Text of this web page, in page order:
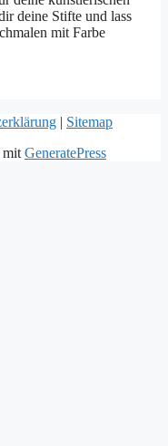
deine Stifte und lass
mit Farbe
| Sitemap
mit GeneratePress